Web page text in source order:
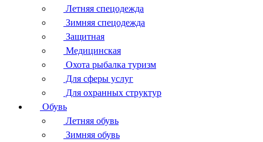
Летняя спецодежда
Зимняя спецодежда
Защитная
Медицинская
Охота рыбалка туризм
Для сферы услуг
Для охранных структур
Обувь
Летняя обувь
Зимняя обувь